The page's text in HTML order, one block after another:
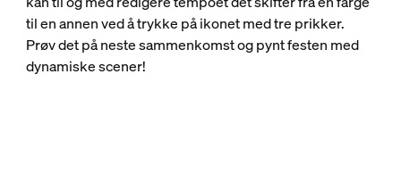
til en annen ved å trykke på ikonet med tre prikker.
Prøv det på neste sammenkomst og pynt festen med
dynamiske scener!